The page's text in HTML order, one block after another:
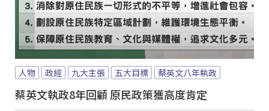
人物 政經 九大主張 五大目標 蔡英文八年執政
蔡英文執政8年回顧 原民政策獲高度肯定